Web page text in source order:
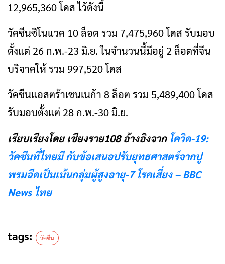
12,965,360 โดส ไว้ดังนี้
วัคซีนซิโนแวค 10 ล็อต รวม 7,475,960 โดส รับมอบ
ตั้งแต่ 26 ก.พ.-23 มิ.ย. ในจำนวนนี้มีอยู่ 2 ล็อตที่จีน
บริจาคให้ รวม 997,520 โดส
วัคซีนแอสตร้าเซนเนก้า 8 ล็อต รวม 5,489,400 โดส
รับมอบตั้งแต่ 28 ก.พ.-30 มิ.ย.
เรียบเรียงโดย เชียงราย108 อ้างอิงจาก โควิด-19:
วัคซีนที่ไทยมี กับข้อเสนอปรับยุทธศาสตร์จากปู
พรมฉีดเป็นเน้นกลุ่มผู้สูงอายุ-7 โรคเสี่ยง – BBC
News ไทย
tags: วัคซีน